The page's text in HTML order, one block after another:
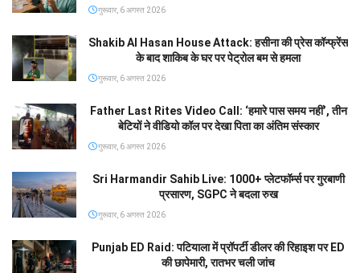
गुरूवार, 6 अगस्त 2026
Shakib Al Hasan House Attack: हसीना की प्रेस कॉन्फ्रेंस
के बाद शाकिब के घर पर पेट्रोल बम से हमला
गुरूवार, 6 अगस्त 2026
Father Last Rites Video Call: ‘हमारे पास समय नहीं’, तीन
बेटियों ने वीडियो कॉल पर देखा पिता का अंतिम संस्कार
गुरूवार, 6 अगस्त 2026
Sri Harmandir Sahib Live: 1000+ प्लेटफॉर्म्स पर गुरबाणी
प्रसारण, SGPC ने बदला रुख
गुरूवार, 6 अगस्त 2026
Punjab ED Raid: पटियाला में प्रॉपर्टी डीलर की रिहाइश पर ED
की छापेमारी, रातभर चली जांच